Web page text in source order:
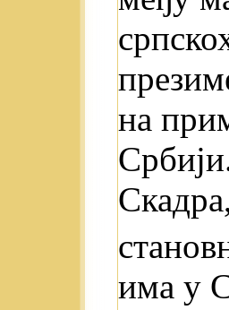
на
има у